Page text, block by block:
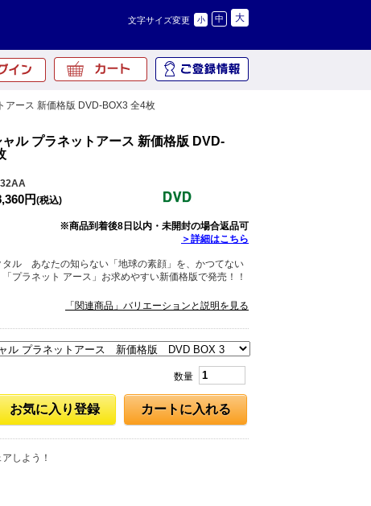
文字サイズ変更 小 中 大
アース 新価格版 DVD-BOX3 全4枚
ル プラネットアース 新価格版 DVD-
円(税込)
※商品到着後8日以内・未開封の場合返品可
＞詳細はこちら
タル あなたの知らない「地球の素顔」を、かつてない
プラネット アース」お求めやすい新価格版で発売！！
「関連商品」バリエーションと説明を見る
数量
カートに入れる
お気に入り登録
しよう！